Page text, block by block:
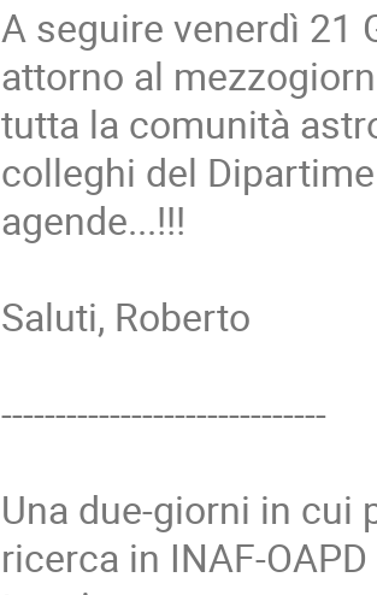
A seguire venerdì 21
attorno al
tutta la comunità
colleghi del
agende...!!!
Saluti, Roberto
------------------------------
Una due-giorni in cui
ricerca in INAF-